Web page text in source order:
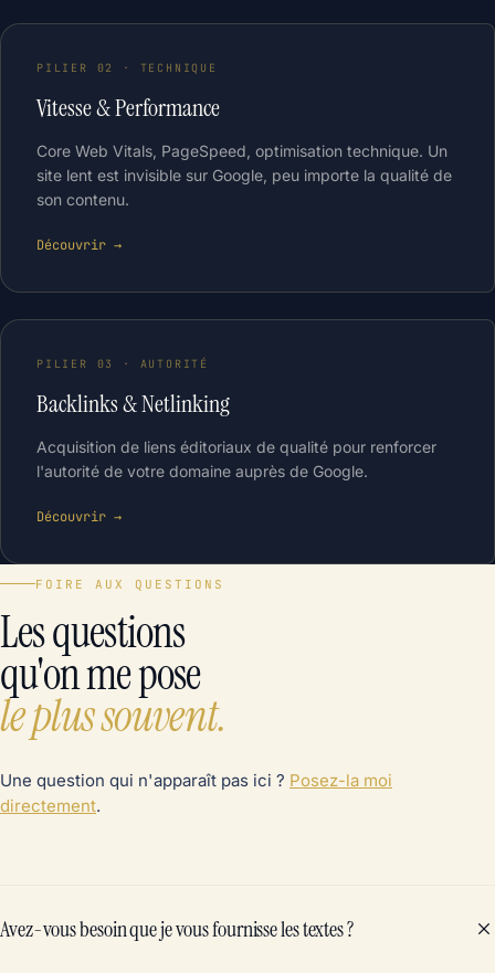
PILIER 02 · TECHNIQUE
Vitesse & Performance
Core Web Vitals, PageSpeed, optimisation technique. Un
site lent est invisible sur Google, peu importe la qualité de
son contenu.
Découvrir →
PILIER 03 · AUTORITÉ
Backlinks & Netlinking
Acquisition de liens éditoriaux de qualité pour renforcer
l'autorité de votre domaine auprès de Google.
Découvrir →
FOIRE AUX QUESTIONS
Les questions
qu'on me pose
le plus souvent.
Une question qui n'apparaît pas ici ? Posez-la moi
directement.
Avez-vous besoin que je vous fournisse les textes ?